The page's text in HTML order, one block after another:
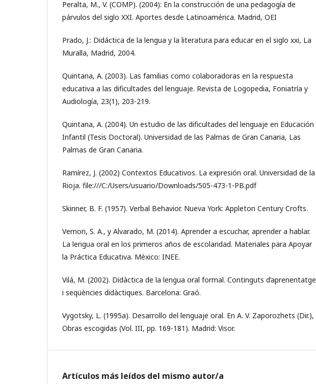
Peralta, M., V. (COMP). (2004): En la construcción de una pedagogía de
párvulos del siglo XXI. Aportes desde Latinoamérica. Madrid, OEI
Prado, J.: Didáctica de la lengua y la literatura para educar en el siglo xxi, La
Muralla, Madrid, 2004.
Quintana, A. (2003). Las familias como colaboradoras en la respuesta
educativa a las dificultades del lenguaje. Revista de Logopedia, Foniatría y
Audiología, 23(1), 203-219.
Quintana, A. (2004). Un estudio de las dificultades del lenguaje en Educación
Infantil (Tesis Doctoral). Universidad de las Palmas de Gran Canaria, Las
Palmas de Gran Canaria.
Ramírez, J. (2002) Contextos Educativos. La expresión oral. Universidad de la
Rioja. file:///C:/Users/usuario/Downloads/505-473-1-PB.pdf
Skinner, B. F. (1957). Verbal Behavior. Nueva York: Appleton Century Crofts.
Vernon, S. A., y Alvarado, M. (2014). Aprender a escuchar, aprender a hablar.
La lengua oral en los primeros años de escolaridad. Materiales para Apoyar
la Práctica Educativa. México: INEE.
Vilá, M. (2002). Didàctica de la lengua oral formal. Continguts d’aprenentatge
i seqüències didàctiques. Barcelona: Graó.
Vygotsky, L. (1995a). Desarrollo del lenguaje oral. En A. V. Zaporozhets (Dir.),
Obras escogidas (Vol. III, pp. 169-181). Madrid: Visor.
Artículos más leídos del mismo autor/a